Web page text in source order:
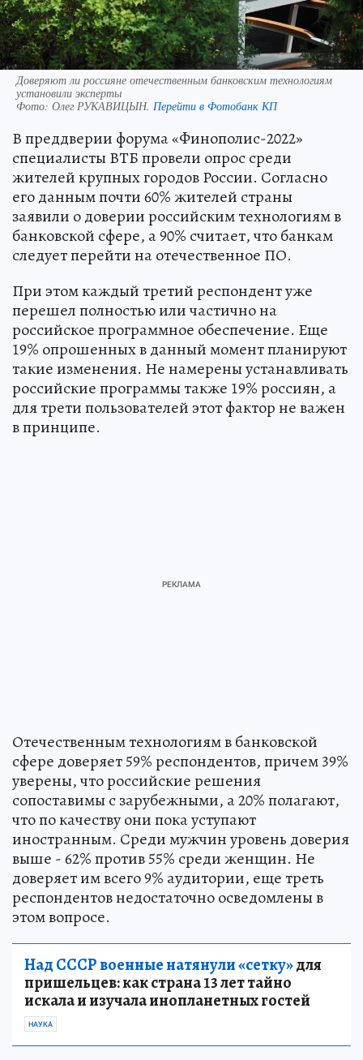
Доверяют ли россияне отечественным банковским технологиям
установили эксперты
Фото: Олег РУКАВИЦЫН. Перейти в Фотобанк КП
В преддверии форума «Финополис-2022»
специалисты ВТБ провели опрос среди
жителей крупных городов России. Согласно
его данным почти 60% жителей страны
заявили о доверии российским технологиям в
банковской сфере, а 90% считает, что банкам
следует перейти на отечественное ПО.
При этом каждый третий респондент уже
перешел полностью или частично на
российское программное обеспечение. Еще
19% опрошенных в данный момент планируют
такие изменения. Не намерены устанавливать
российские программы также 19% россиян, а
для трети пользователей этот фактор не важен
в принципе.
Отечественным технологиям в банковской
сфере доверяет 59% респондентов, причем 39%
уверены, что российские решения
сопоставимы с зарубежными, а 20% полагают,
что по качеству они пока уступают
иностранным. Среди мужчин уровень доверия
выше - 62% против 55% среди женщин. Не
доверяет им всего 9% аудитории, еще треть
респондентов недостаточно осведомлены в
этом вопросе.
Над СССР военные натянули «сетку»для
пришельцев: как страна 13 лет тайно
искала и изучала инопланетных гостей
НАУКА